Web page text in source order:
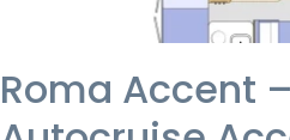
Roma Accent